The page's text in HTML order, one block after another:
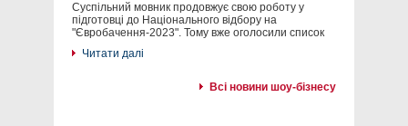
Суспільний мовник продовжує свою роботу у
підготовці до Національного відбору на
"Євробачення-2023". Тому вже оголосили список
Читати далі
Всі новини шоу-бізнесу